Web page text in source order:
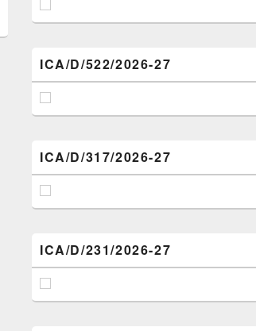
ICA/D/522/2026-27
ICA/D/317/2026-27
ICA/D/231/2026-27